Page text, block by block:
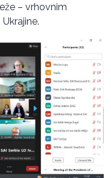
– vrhovnim